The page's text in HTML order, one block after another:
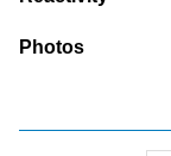
Photos